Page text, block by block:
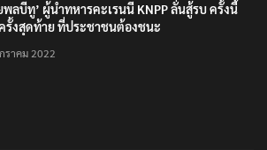
พลบีทู’ ผู้นำทหารคะเรนนี KNPP ลั่นสู้รบ ครั้งนี้
รั้งสุดท้าย ที่ประชาชนต้องชนะ
ราคม 2022